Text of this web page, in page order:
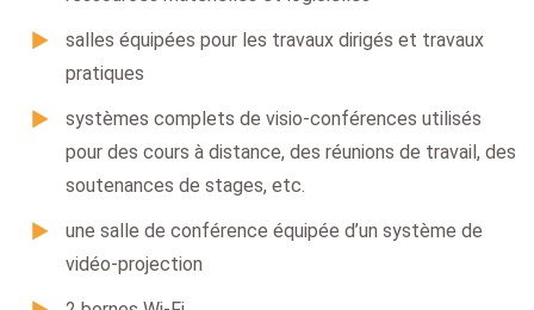
salles équipées pour les travaux dirigés et travaux
pratiques
systèmes complets de visio-conférences utilisés
pour des cours à distance, des réunions de travail, des
soutenances de stages, etc.
une salle de conférence équipée d’un système de
vidéo-projection